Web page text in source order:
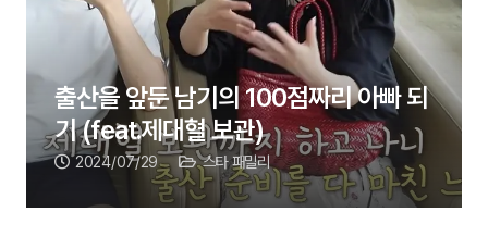
출산을 앞둔 남기의 100점짜리 아빠 되
기 (feat.제대혈 보관)
2024/07/29 스타 패밀리